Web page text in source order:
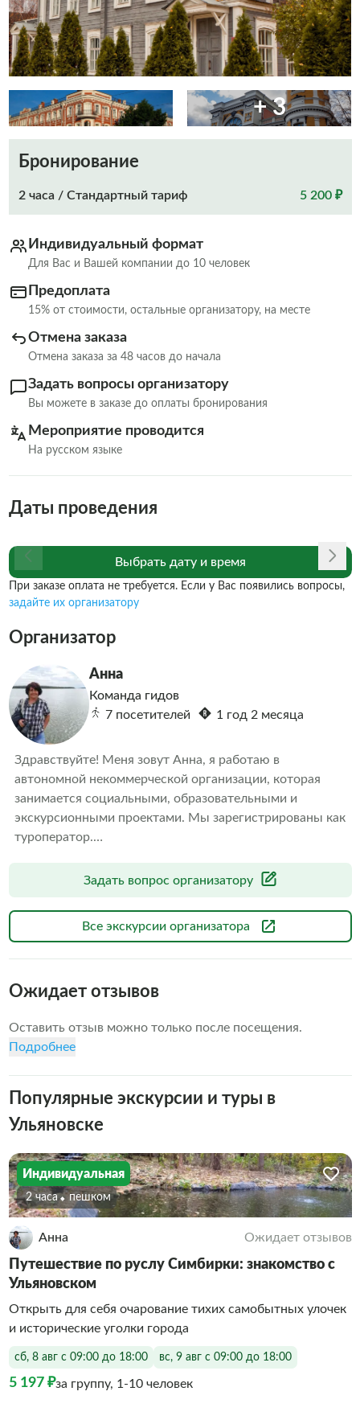
+ 3
Бронирование
2 часа / Стандартный тариф 5 200 ₽
Индивидуальный формат
Для Вас и Вашей компании до 10 человек
Предоплата
15% от стоимости, остальные организатору, на месте
Отмена заказа
Отмена заказа за 48 часов до начала
Задать вопросы организатору
Вы можете в заказе до оплаты бронирования
Мероприятие проводится
На русском языке
Даты проведения
Выбрать дату и время
При заказе оплата не требуется. Если у Вас появились вопросы,
задайте их организатору
Организатор
Анна
Команда гидов
7 посетителей
1 год 2 месяца
Здравствуйте! Меня зовут Анна, я работаю в
автономной некоммерческой организации, которая
занимается социальными, образовательными и
экскурсионными проектами. Мы зарегистрированы как
туроператор.
Ульяновской области. С радостью организуем
интересную программу под любой запрос и обеспечим
её выполнение.
Задать вопрос организатору
Все экскурсии организатора
Ожидает отзывов
Оставить отзыв можно только после посещения.
Подробнее
Популярные экскурсии и туры в
Ульяновске
Индивидуальная
2 часа Пешком
Анна Ожидает отзывов
Путешествие по руслу Симбирки: знакомство с
Ульяновском
Открыть для себя очарование тихих самобытных улочек
и исторические уголки города
сб, 8 авг с 09:00 до 18:00 вс, 9 авг с 09:00 до 18:00
5 197 ₽за группу, 1-10 человек